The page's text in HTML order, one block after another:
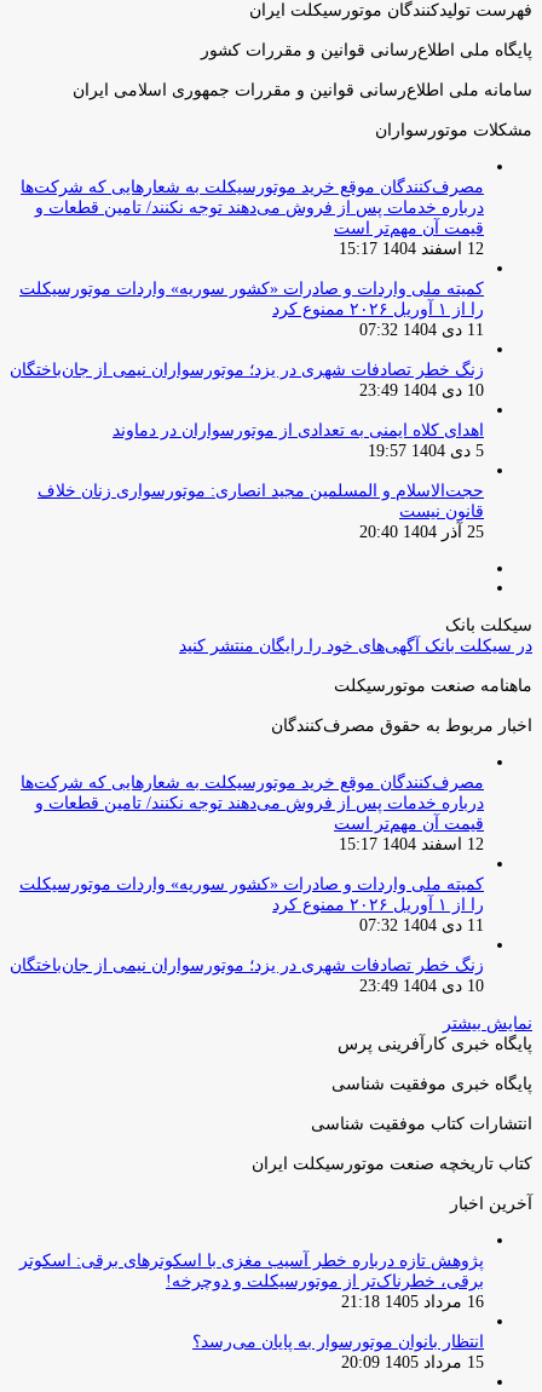
فهرست تولیدکنندگان موتورسیکلت ایران
پایگاه ملی اطلاع‌رسانی قوانین و مقررات کشور
سامانه ملی اطلاع‌رسانی قوانین و مقررات جمهوری اسلامی ایران
مشکلات موتورسواران
مصرف‌کنندگان موقع خرید موتورسیکلت به شعارهایی که شرکت‌ها
درباره خدمات پس از فروش می‌دهند توجه نکنند/ تامین قطعات و
قیمت آن مهم‌تر است
12 اسفند 1404 15:17
کمیته ملی واردات و صادرات «کشور سوریه» واردات موتورسیکلت
را از ۱ آوریل ۲۰۲۶ ممنوع کرد
11 دی 1404 07:32
زنگ خطر تصادفات شهری در یزد؛ موتورسواران نیمی از جان‌باختگان
10 دی 1404 23:49
اهدای کلاه ایمنی به تعدادی از موتورسواران در دماوند
5 دی 1404 19:57
حجت‌الاسلام و المسلمین مجید انصاری: موتورسواری زنان خلاف
قانون نیست
25 آذر 1404 20:40
سیکلت بانک
در سیکلت بانک آگهی‌های خود را رایگان منتشر کنید
ماهنامه صنعت موتورسیکلت
اخبار مربوط به حقوق مصرف‌کنندگان
مصرف‌کنندگان موقع خرید موتورسیکلت به شعارهایی که شرکت‌ها
درباره خدمات پس از فروش می‌دهند توجه نکنند/ تامین قطعات و
قیمت آن مهم‌تر است
12 اسفند 1404 15:17
کمیته ملی واردات و صادرات «کشور سوریه» واردات موتورسیکلت
را از ۱ آوریل ۲۰۲۶ ممنوع کرد
11 دی 1404 07:32
زنگ خطر تصادفات شهری در یزد؛ موتورسواران نیمی از جان‌باختگان
10 دی 1404 23:49
نمایش بیشتر
پایگاه خبری کارآفرینی پرس
پایگاه خبری موفقیت شناسی
انتشارات کتاب موفقیت شناسی
کتاب تاریخچه صنعت موتورسیکلت ایران
آخرین اخبار
پژوهش تازه درباره خطر آسیب مغزی با اسکوترهای برقی: اسکوتر
برقی، خطرناک‌تر از موتورسیکلت و دوچرخه!
16 مرداد 1405 21:18
انتظار بانوان موتورسوار به پایان می‌رسد؟
15 مرداد 1405 20:09